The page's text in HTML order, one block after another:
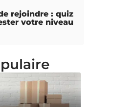
rejoindre : quiz
votre niveau